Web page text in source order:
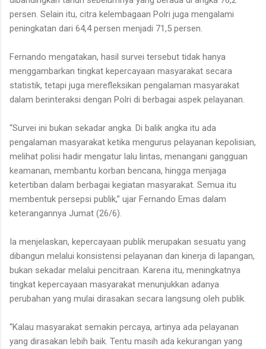
persen. Selain itu, citra kelembagaan Polri juga mengalami
peningkatan dari 64,4 persen menjadi 71,5 persen.
Fernando mengatakan, hasil survei tersebut tidak hanya
menggambarkan tingkat kepercayaan masyarakat secara
statistik, tetapi juga merefleksikan pengalaman masyarakat
dalam berinteraksi dengan Polri di berbagai aspek pelayanan.
“Survei ini bukan sekadar angka. Di balik angka itu ada
pengalaman masyarakat ketika mengurus pelayanan kepolisian,
melihat polisi hadir mengatur lalu lintas, menangani gangguan
keamanan, membantu korban bencana, hingga menjaga
ketertiban dalam berbagai kegiatan masyarakat. Semua itu
membentuk persepsi publik,” ujar Fernando Emas dalam
keterangannya Jumat (26/6).
Ia menjelaskan, kepercayaan publik merupakan sesuatu yang
dibangun melalui konsistensi pelayanan dan kinerja di lapangan,
bukan sekadar melalui pencitraan. Karena itu, meningkatnya
tingkat kepercayaan masyarakat menunjukkan adanya
perubahan yang mulai dirasakan secara langsung oleh publik.
“Kalau masyarakat semakin percaya, artinya ada pelayanan
yang dirasakan lebih baik. Tentu masih ada kekurangan yang